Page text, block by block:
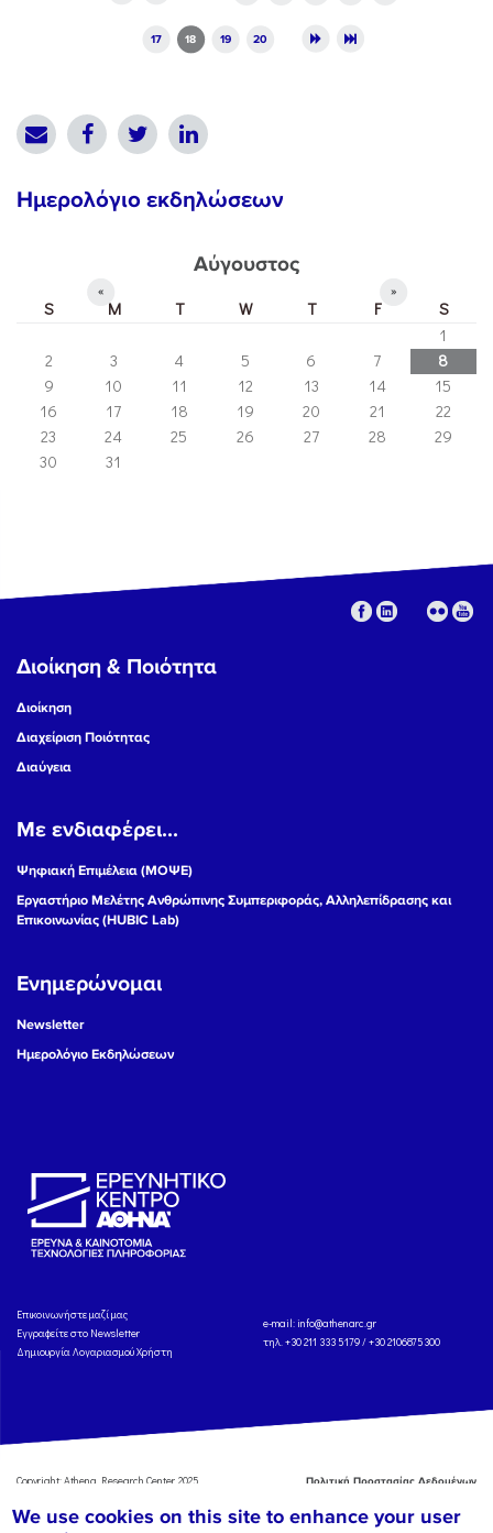
17 18 19 20
Ημερολόγιο εκδηλώσεων
Αύγουστος
« »
S M T W T F
S
1
2
3 4 5 6 7
8
9
10 11 12 13 14
15
16
17 18 19 20 21
22
23
24 25 26 27 28
29
30
31
Διοίκηση & Ποιότητα
Διοίκηση
Διαχείριση Ποιότητας
Διαύγεια
Με ενδιαφέρει...
Ψηφιακή Επιμέλεια (ΜΟΨΕ)
Εργαστήριο Μελέτης Ανθρώπινης Συμπεριφοράς, Αλληλεπίδρασης και
Επικοινωνίας (HUBIC Lab)
Ενημερώνομαι
Newsletter
Ημερολόγιο Εκδηλώσεων
Eπικοινωνήστε μαζί μας
Εγγραφείτε στο Newsletter
Δημιουργία Λογαριασμού Χρήστη
e-mail: info@athenarc.gr
τηλ. +30 211 333 5179 / +30 2106875300
Copyright: Athena Research Center, 2025
Πολιτική Προστασίας Δεδομένων
Χρήσης
Αναφορά
We use cookies on this site to enhance your user